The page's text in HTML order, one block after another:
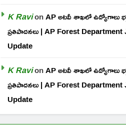
K RavionAP అటవీ శాఖలో ఉద్యోగాలు
ప్రతిపాదనలు | AP Forest
Update
K RavionAP అటవీ శాఖలో ఉద్యోగాలు
ప్రతిపాదనలు | AP Forest
Update